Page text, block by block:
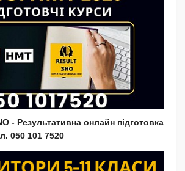
- Результативна онлайн підготовка
050 101 7520